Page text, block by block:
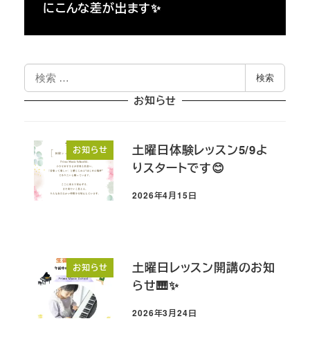
にこんな差が出ます✨
検
検索
お知らせ
お知らせ
土曜日体験レッスン5/9よ
りスタートです😊
投稿日
2026年4月15日
お知らせ
土曜日レッスン開講のお知
らせ🎹✨
投稿日
2026年3月24日